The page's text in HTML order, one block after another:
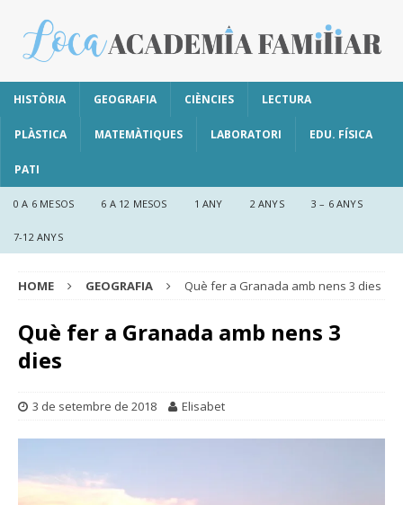
HISTÒRIA GEOGRAFIA CIÈNCIES LECTURA
PLÀSTICA MATEMÀTIQUES LABORATORI EDU. FÍSICA
PATI
0 A 6 MESOS 6 A 12 MESOS 1 ANY 2 ANYS 3 – 6 ANYS
7-12 ANYS
HOME GEOGRAFIA Què fer a Granada amb nens 3 dies
Què fer a Granada amb nens 3
dies
3 de setembre de 2018 Elisabet